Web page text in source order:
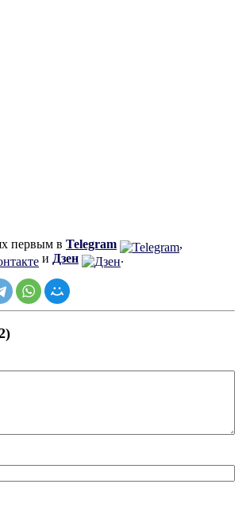
первым в Telegram
,
и Дзен .